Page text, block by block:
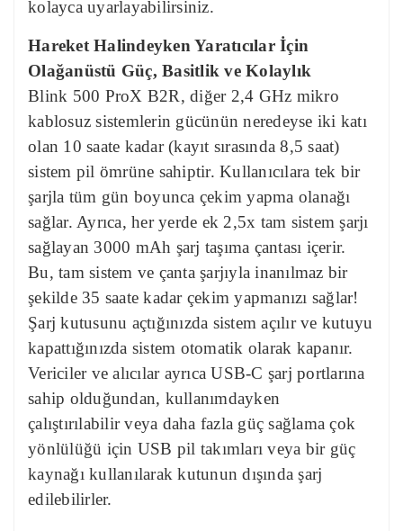
kolayca uyarlayabilirsiniz.
Hareket Halindeyken Yaratıcılar İçin
Olağanüstü Güç, Basitlik ve Kolaylık
Blink 500 ProX B2R, diğer 2,4 GHz mikro
kablosuz sistemlerin gücünün neredeyse iki katı
olan 10 saate kadar (kayıt sırasında 8,5 saat)
sistem pil ömrüne sahiptir. Kullanıcılara tek bir
şarjla tüm gün boyunca çekim yapma olanağı
sağlar. Ayrıca, her yerde ek 2,5x tam sistem şarjı
sağlayan 3000 mAh şarj taşıma çantası içerir.
Bu, tam sistem ve çanta şarjıyla inanılmaz bir
şekilde 35 saate kadar çekim yapmanızı sağlar!
Şarj kutusunu açtığınızda sistem açılır ve kutuyu
kapattığınızda sistem otomatik olarak kapanır.
Vericiler ve alıcılar ayrıca USB-C şarj portlarına
sahip olduğundan, kullanımdayken
çalıştırılabilir veya daha fazla güç sağlama çok
yönlülüğü için USB pil takımları veya bir güç
kaynağı kullanılarak kutunun dışında şarj
edilebilirler.